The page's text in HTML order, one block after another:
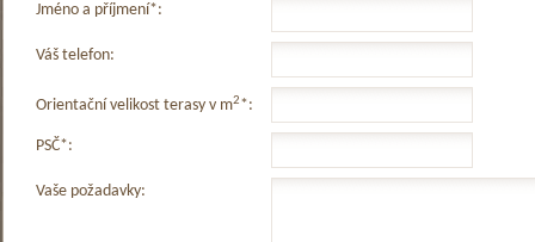
Jméno a příjmení*:
Váš telefon:
Orientační velikost terasy v m2*:
PSČ*:
Vaše požadavky: